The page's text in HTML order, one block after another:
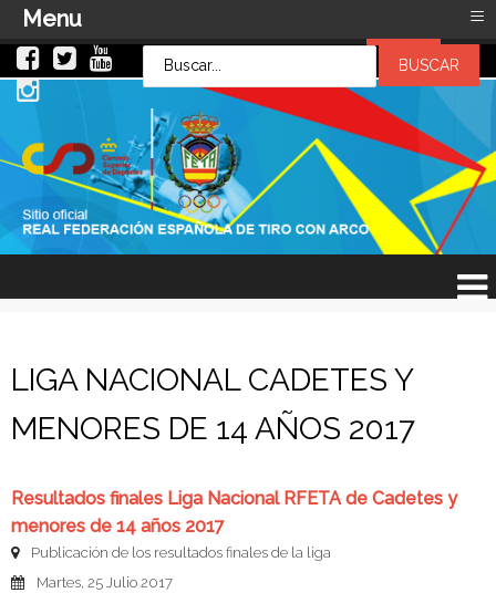
LIGA NACIONAL CADETES Y
MENORES DE 14 AÑOS 2017
Resultados finales Liga Nacional RFETA de Cadetes y
menores de 14 años 2017
Publicación de los resultados finales de la liga
Martes, 25 Julio 2017
LOG INOR
Contraseña
Recuérdeme
Menu ≡